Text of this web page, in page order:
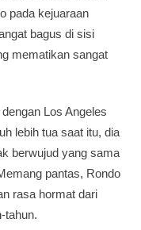
pada kejuaraan
bagus di sisi
mematikan sangat
Los Angeles
lebih tua saat itu, dia
berwujud yang sama
pantas, Rondo
rasa hormat dari
tahun.